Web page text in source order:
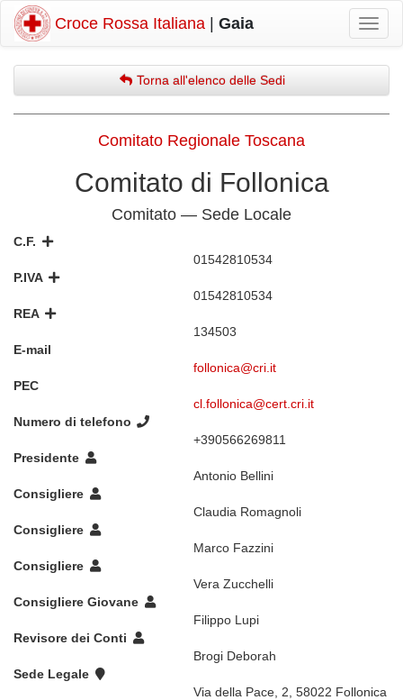
Croce Rossa Italiana Gaia
Torna all'elenco delle Sedi
Comitato Regionale Toscana
Comitato di Follonica
Comitato — Sede Locale
C.F.
01542810534
P.IVA
01542810534
REA
134503
E-mail
follonica@cri.it
PEC
cl.follonica@cert.cri.it
Numero di telefono
+390566269811
Presidente
Antonio Bellini
Consigliere
Claudia Romagnoli
Consigliere
Marco Fazzini
Consigliere
Vera Zucchelli
Consigliere Giovane
Filippo Lupi
Revisore dei Conti
Brogi Deborah
Sede Legale
Via della Pace, 2, 58022 Follonica